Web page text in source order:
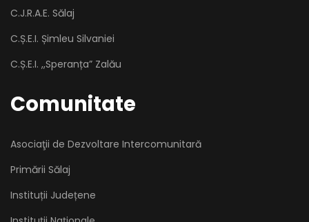
C.J.R.A.E. Sălaj
C.Ș.E.I. Șimleu Silvaniei
C.Ș.E.I. ,,Speranța” Zalău
Comunitate
Asociaţii de Dezvoltare Intercomunitară
Primării Sălaj
Instituții Județene